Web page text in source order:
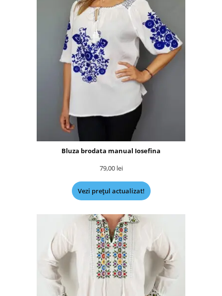
Bluza brodata manual Iosefina
79,00 lei
Vezi prețul actualizat!